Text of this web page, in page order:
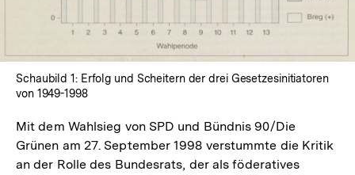
Schaubild 1: Erfolg und Scheitern der drei Gesetzesinitiatoren
von 1949-1998
Mit dem Wahlsieg von SPD und Bündnis 90/Die
Grünen am 27. September 1998 verstummte die Kritik
an der Rolle des Bundesrats, der als föderatives